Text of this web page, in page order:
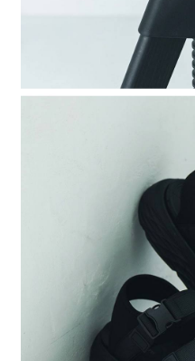
時審查核予不同之上限額度；若仍
請求用戶進行身份認證。
５．嚴禁一人註冊多個帳號或使用
恩沛科技股份有限公司將有權停止